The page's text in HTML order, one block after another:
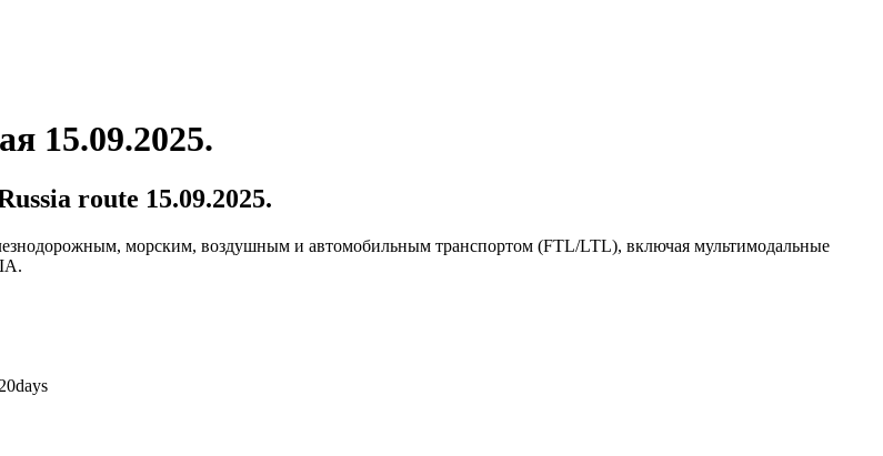
15.09.2025.
route 15.09.2025.
морским, воздушным и автомобильным транспортом (FTL/LTL), включая мультимодальные